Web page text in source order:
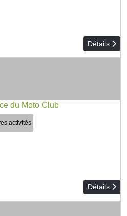
Détails
du Moto Club
activités
Détails